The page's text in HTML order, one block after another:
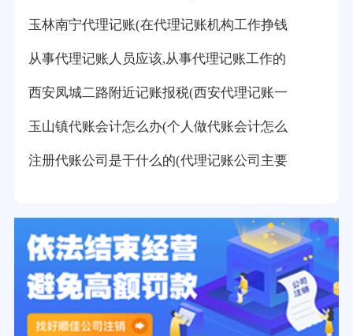
玉林南宁代理记账(在代理记账机构工作挣钱
从事代理记账人员应该,从事代理记账工作的
西安凤城二路附近记账报税(西安代理记账一
玉山镇代账会计怎么办(个人做代账会计怎么
注册代账公司是干什么的(代理记账公司主要